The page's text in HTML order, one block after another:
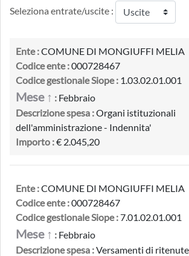
Seleziona entrate/uscite :
Ente :COMUNE DI MONGIUFFI MELIA
Codice ente :000728467
Codice gestionale Siope : 1.03.02.01.001
Mese ↑ : Febbraio
Descrizione spesa :Organi istituzionali
dell'amministrazione - Indennita'
Importo :€ 2.045,20
Ente :COMUNE DI MONGIUFFI MELIA
Codice ente :000728467
Codice gestionale Siope :7.01.02.01.001
Mese ↑ : Febbraio
Descrizione spesa :Versamenti di